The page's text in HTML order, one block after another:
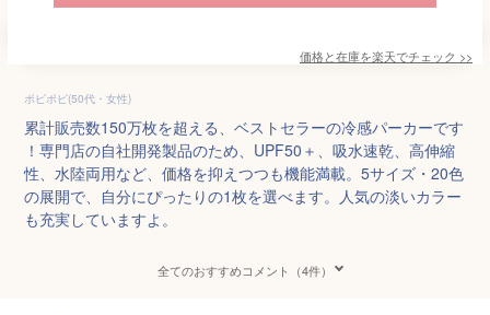
価格と在庫を楽天でチェック >>
ポピポピ(50代・女性)
累計販売数150万枚を超える、ベストセラーの冷感パーカーです
！専門店の自社開発製品のため、UPF50＋、吸水速乾、高伸縮
性、水陸両用など、価格を抑えつつも機能満載。5サイズ・20色
の展開で、自分にぴったりの1枚を選べます。人気の淡いカラー
も充実していますよ。
全てのおすすめコメント（4件）